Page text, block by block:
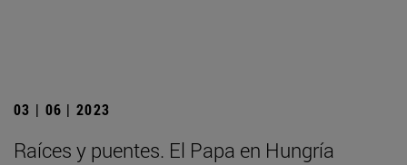
03 | 06 | 2023
Raíces y puentes. El Papa en Hungría